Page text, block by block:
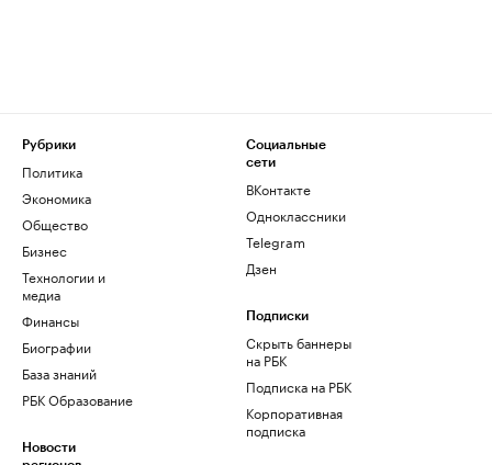
Рубрики
Политика
Экономика
Общество
Бизнес
Технологии и
медиа
Финансы
Биографии
База знаний
РБК Образование
Новости
Социальные
сети
ВКонтакте
Одноклассники
Telegram
Дзен
Подписки
Скрыть баннеры
на РБК
Подписка на РБК
Корпоративная
подписка